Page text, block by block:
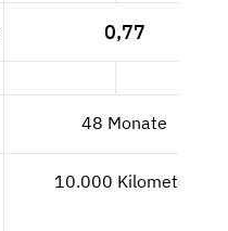
0,77
48 Monate
10.000 Kilometer